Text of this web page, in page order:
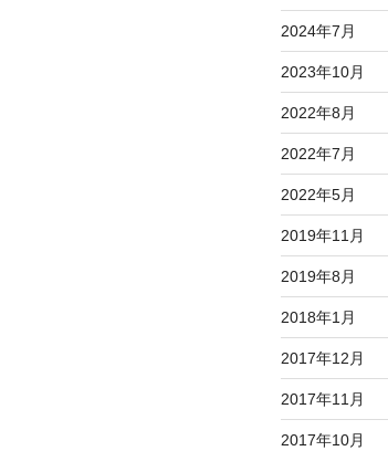
2024年7月
2023年10月
2022年8月
2022年7月
2022年5月
2019年11月
2019年8月
2018年1月
2017年12月
2017年11月
2017年10月